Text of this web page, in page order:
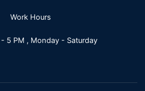
Work Hours
5 PM , Monday - Saturday